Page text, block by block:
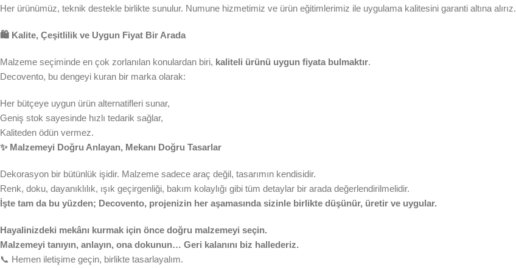
Her ürünümüz, teknik destekle birlikte sunulur. Numune hizmetimiz ve ürün eğitimlerimiz ile uygulama kalitesini garanti altına alırız.
🛍️ Kalite, Çeşitlilik ve Uygun Fiyat Bir Arada
Malzeme seçiminde en çok zorlanılan konulardan biri, kaliteli ürünü uygun fiyata bulmaktır.
Decovento, bu dengeyi kuran bir marka olarak:
Her bütçeye uygun ürün alternatifleri sunar,
Geniş stok sayesinde hızlı tedarik sağlar,
Kaliteden ödün vermez.
✨ Malzemeyi Doğru Anlayan, Mekanı Doğru Tasarlar
Dekorasyon bir bütünlük işidir. Malzeme sadece araç değil, tasarımın kendisidir.
Renk, doku, dayanıklılık, ışık geçirgenliği, bakım kolaylığı gibi tüm detaylar bir arada değerlendirilmelidir.
İşte tam da bu yüzden; Decovento, projenizin her aşamasında sizinle birlikte düşünür, üretir ve uygular.
Hayalinizdeki mekânı kurmak için önce doğru malzemeyi seçin.
Malzemeyi tanıyın, anlayın, ona dokunun… Geri kalanını biz hallederiz.
📞 Hemen iletişime geçin, birlikte tasarlayalım.